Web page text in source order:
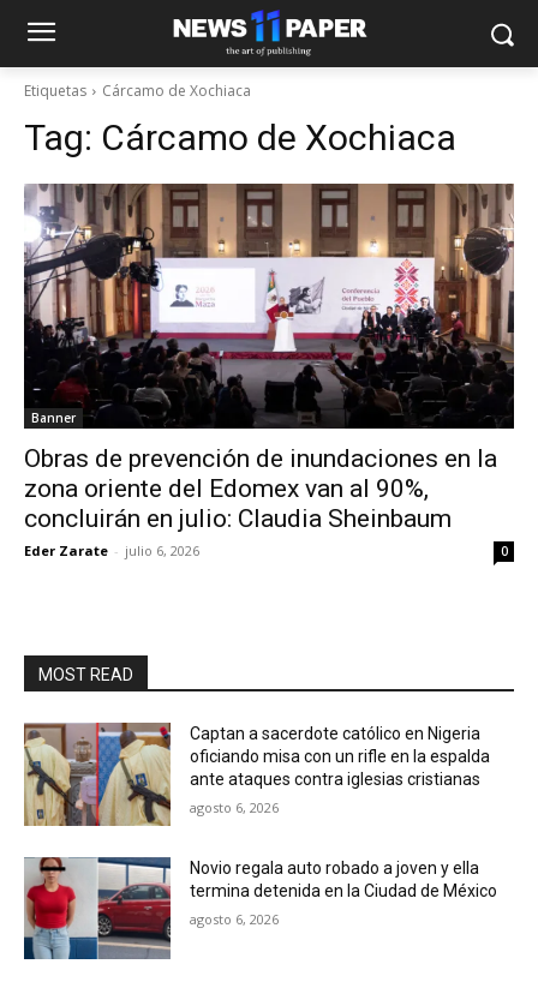
Etiquetas Cárcamo de Xochiaca
Tag: Cárcamo de Xochiaca
Banner
Obras de prevención de inundaciones en la
zona oriente del Edomex van al 90%,
concluirán en julio: Claudia Sheinbaum
Eder Zarate - julio 6, 2026 0
MOST READ
Captan a sacerdote católico en Nigeria
oficiando misa con un rifle en la espalda
ante ataques contra iglesias cristianas
agosto 6, 2026
Novio regala auto robado a joven y ella
termina detenida en la Ciudad de México
agosto 6, 2026